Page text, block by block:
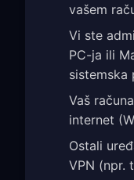
vašem
Vi ste
PC-ja ili
sistemska
Vaš
internet
Ostali
VPN (npr.